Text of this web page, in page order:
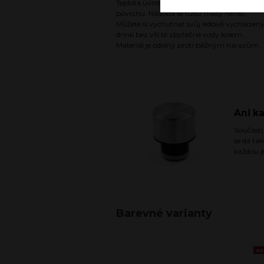
Teplota uvnitř nádoby nemá vliv na teplotu
povrchu. Nádoba se tudíž nikdy nerosí.
Můžete si vychutnat svůj ledově vychlazený
drink bez vší té zbytečné vody kolem.
Materiál je odolný proti běžným nárazům.
Ani
se dá
každou